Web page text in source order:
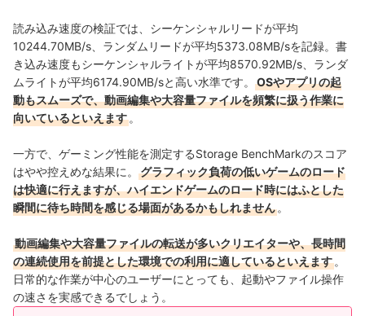
読み込み速度の検証では、シーケンシャルリードが平均
10244.70MB/s、ランダムリードが平均5373.08MB/sを記録。書
き込み速度もシーケンシャルライトが平均8570.92MB/s、ランダ
ムライトが平均6174.90MB/sと高い水準です。
OSやアプリの起
動もスムーズで、動画編集や大容量ファイルを頻繁に扱う作業に
向いているといえます 。
一方で、ゲーミング性能を測定するStorage BenchMarkのスコア
はやや控えめな結果に。
グラフィック負荷の低いゲームのロード
は快適に行えますが、ハイエンドゲームのロード時にはふとした
瞬間に待ち時間を感じる場面があるかもしれません 。
動画編集や大容量ファイルの転送が多いクリエイターや、長時間
の連続使用を前提とした環境での利用に適しているといえます 。
日常的な作業が中心のユーザーにとっても、起動やファイル操作
の速さを実感できるでしょう。